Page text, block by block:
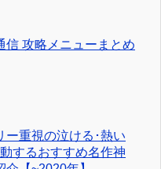
信 攻略メニューまとめ
ー重視の泣ける･熱い
するおすすめ名作神